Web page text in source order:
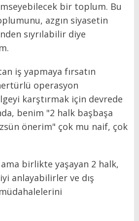
bir toplum. Bu
azgın siyasetin
sıyrılabilir diye
iş yapmaya fırsatın
operasyon
karştırmak için devrede
benim "2 halk başbaşa
önerim" çok mu naif, çok
birlikte yaşayan 2 halk,
anlayabilirler ve dış